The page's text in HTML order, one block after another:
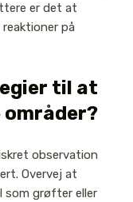
er det at
på
til at
observation
Overvej at
som grøfter eller